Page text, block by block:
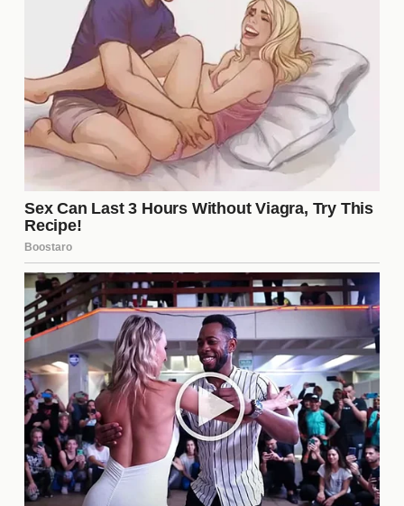
variedad de reacciones entre los espectadores.
Muchos se sienten identificados con los dilemas de
los personajes, lo que provoca debates
apasionados en redes sociales. Esta conexión
emocional es clave para el éxito de la serie, ya que
fomenta la lealtad de los fans y aumenta la
visibilidad del programa.
El futuro de la serie y los celos
A medida que la trama se desarrolla, los
seguirán siendo un tema recurrente. La evolución
de estos sentimientos podría llevar a revelaciones
inesperadas y a un desenlace que sorprenda a
todos. Los guionistas tienen la oportunidad de
explorar nuevas dinámicas y relaciones,
manteniendo así la intriga y el interés del público a
largo plazo.
Los celos como motor de la